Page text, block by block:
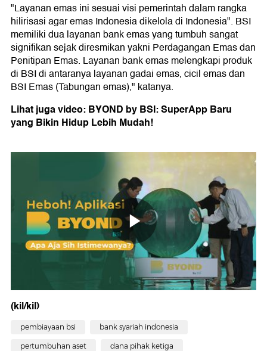
"Layanan emas ini sesuai visi pemerintah dalam rangka
hilirisasi agar emas Indonesia dikelola di Indonesia". BSI
memiliki dua layanan bank emas yang tumbuh sangat
signifikan sejak diresmikan yakni Perdagangan Emas dan
Penitipan Emas. Layanan bank emas melengkapi produk
di BSI di antaranya layanan gadai emas, cicil emas dan
BSI Emas (Tabungan emas)," katanya.
Lihat juga video: BYOND by BSI: SuperApp Baru
yang Bikin Hidup Lebih Mudah!
(kil/kil)
pembiayaan bsi bank syariah indonesia
pertumbuhan aset dana pihak ketiga